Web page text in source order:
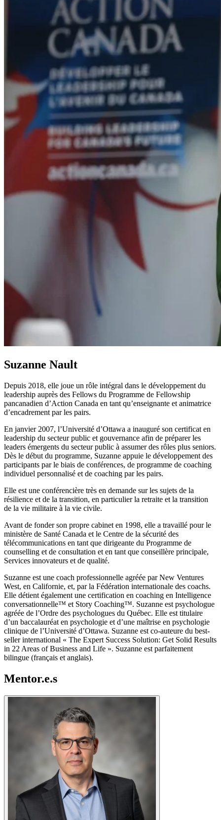
Suzanne Nault
Depuis 2018, elle joue un rôle intégral dans le développement du
leadership auprès des Fellows du Programme de Fellowship
pancanadien d’Action Canada en tant qu’enseignante et animatrice
d’encadrement par les pairs.
En janvier 2007, l’Université d’Ottawa a inauguré son certificat en
leadership du secteur public et gouvernance afin de préparer les
leaders émergents du secteur public à assumer des rôles plus seniors.
Dès le début du programme, Suzanne appuie le développement des
participants par le biais de conférences, de programme de coaching
individuel personnalisé et de coaching par les pairs.
Elle est une conférencière très en demande sur les sujets de la
résilience et de la transition, en particulier la retraite et la transition
de la vie militaire à la vie civile.
Avant de fonder son propre cabinet en 1998, elle a travaillé pour le
ministère de Santé Canada et le Centre de la sécurité des
télécommunications en tant que dirigeante du Programme de
counselling et de consultation et en tant que conseillère principale,
Services innovateurs et de qualité.
Suzanne est une coach professionnelle agréée par New Ventures
West, en Californie, et, par la Fédération internationale des coachs.
Elle détient également une certification en coaching en Intelligence
conversationnelle™ et Story Coaching™. Suzanne est psychologue
agréée de l’Ordre des psychologues du Québec. Elle est titulaire
d’un baccalauréat en psychologie et d’une maîtrise en psychologie
clinique de l’Université d’Ottawa. Suzanne est co-auteure du best-
seller international « The Expert Success Solution: Get Solid Results
in 22 Areas of Business and Life ». Suzanne est parfaitement
bilingue (français et anglais).
Mentor.e.s